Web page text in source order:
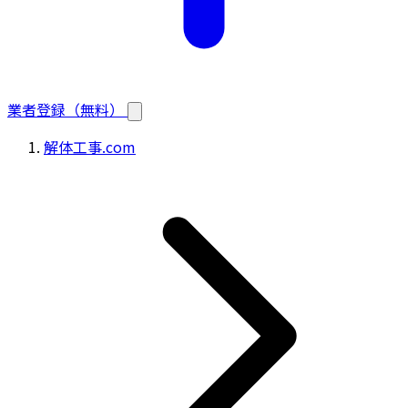
業者登録（無料）
解体工事.com